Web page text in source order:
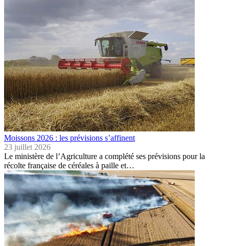
Moissons 2026 : les prévisions s’affinent
23 juillet 2026
Le ministère de l’Agriculture a complété ses prévisions pour la
récolte française de céréales à paille et…